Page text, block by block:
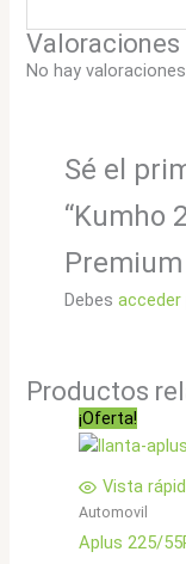
Valoraciones
No hay valoraciones
Sé el
“Kumho
Premium
Debes acceder
Productos
¡Oferta!
Vista
Automovil
Aplus 225/